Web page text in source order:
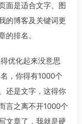
面是适合文字、图
的博客及关键词更
排名。
优化起来没意思
，你得有1000个
还是文字，这得你
言之离不开1000个
文章了，我就是硬